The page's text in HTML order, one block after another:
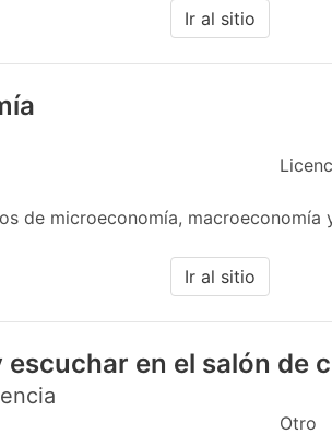
Ir al sitio
de microeconomía,
Ir al sitio
en el salón de
Otro